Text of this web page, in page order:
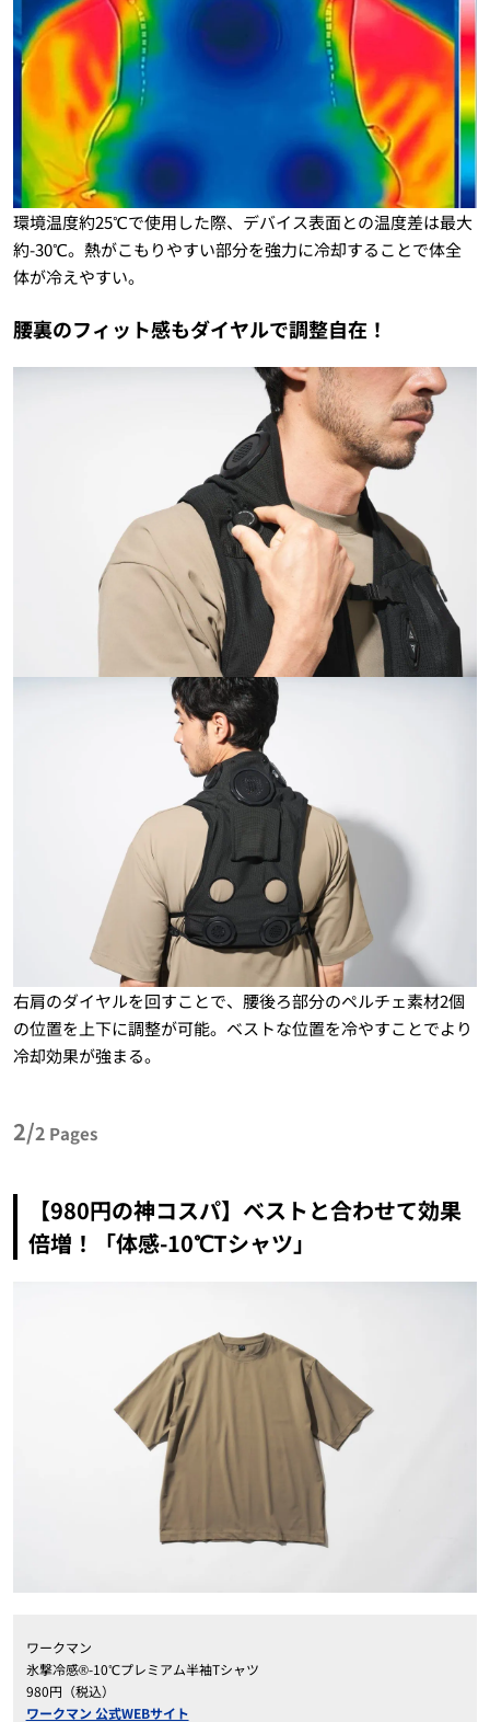
環境温度約25℃で使用した際、デバイス表面との温度差は最大
約-30℃。熱がこもりやすい部分を強力に冷却することで体全
体が冷えやすい。
腰裏のフィット感もダイヤルで調整自在！
右肩のダイヤルを回すことで、腰後ろ部分のペルチェ素材2個
の位置を上下に調整が可能。ベストな位置を冷やすことでより
冷却効果が強まる。
2/2 Pages
【980円の神コスパ】ベストと合わせて効果
倍増！「体感-10℃Tシャツ」
ワークマン
氷撃冷感®-10℃プレミアム半袖Tシャツ
980円（税込）
ワークマン 公式WEBサイト